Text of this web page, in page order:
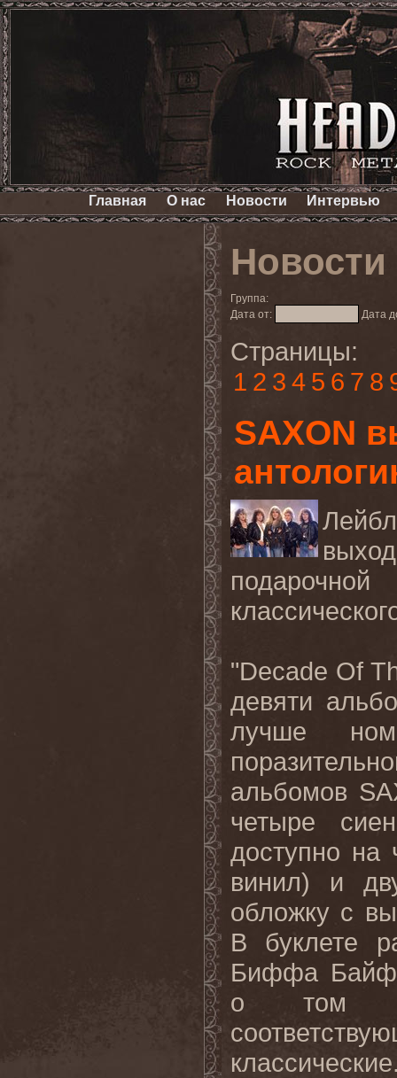
Главная О нас Новости Интервью
Новости
Группа:
Дата от:
Дата
Страницы:
1 2 3 4 5 6 7 8
SAXON
подарочной
"Decade Of
девяти
лучше
альбомов
четыре
доступно на
винил) и
обложку с
В буклете
Биффа
о том